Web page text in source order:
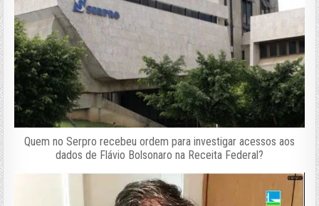
Quem no Serpro recebeu ordem para investigar acessos aos
dados de Flávio Bolsonaro na Receita Federal?